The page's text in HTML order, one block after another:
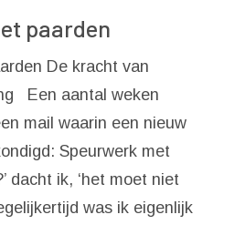
paarden
De kracht van
Een aantal weken
mail waarin een nieuw
Speurwerk met
dacht ik, ‘het moet niet
was ik eigenlijk